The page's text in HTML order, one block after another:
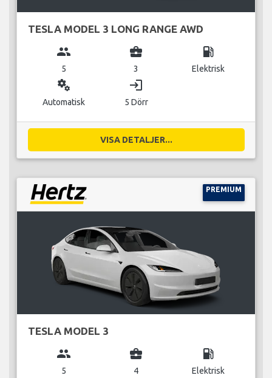
TESLA MODEL 3 LONG RANGE AWD
group
5
business_center
3
local_gas_station
Elektrisk
miscellaneous_services
Automatisk
login
5 Dörr
VISA DETALJER...
PREMIUM
TESLA MODEL 3
group
5
business_center
4
local_gas_station
Elektrisk